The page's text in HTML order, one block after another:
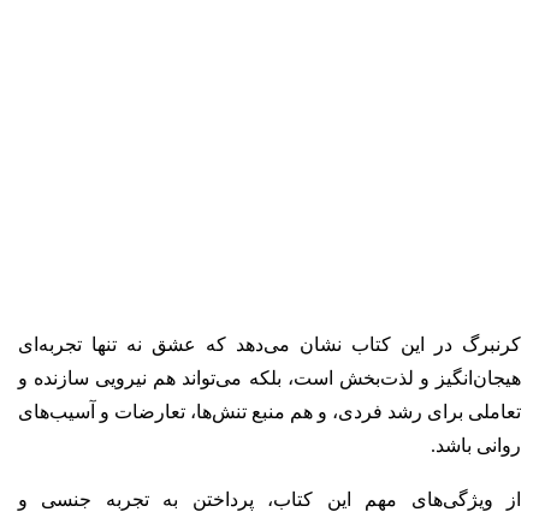
کرنبرگ در این کتاب نشان می‌دهد که عشق نه تنها تجربه‌ای
هیجان‌انگیز و لذت‌بخش است، بلکه می‌تواند هم نیرویی سازنده و
تعاملی برای رشد فردی، و هم منبع تنش‌ها، تعارضات و آسیب‌های
روانی باشد.
از ویژگی‌های مهم این کتاب، پرداختن به تجربه جنسی و